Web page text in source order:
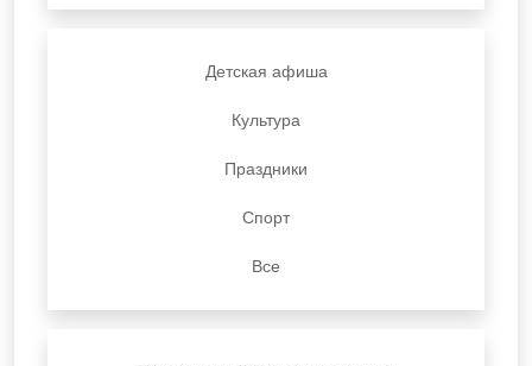
Детская афиша
Культура
Праздники
Спорт
Все